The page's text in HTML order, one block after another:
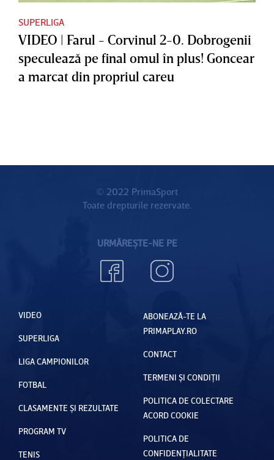
SUPERLIGA
VIDEO | Farul - Corvinul 2-0. Dobrogenii
speculează pe final omul în plus! Goncear
a marcat din propriul careu
© 2022 PrimaSport
Toate drepturile rezervate.
URMĂREȘTE-NE PE
VIDEO
SUPERLIGA
LIGA CAMPIONILOR
FOTBAL
CLASAMENTE ȘI REZULTATE
PROGRAM TV
TENIS
ABONEAZĂ-TE LA
PRIMAPLAY.RO
CONTACT
TERMENI ȘI CONDIȚII
POLITICA DE COLECTARE
ACORD COOKIE
POLITICA DE
CONFIDENȚIALITATE